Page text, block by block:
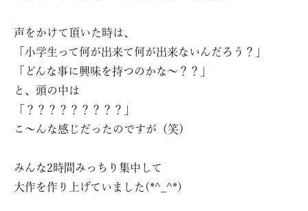
声をかけて頂いた時は、
「小学生って何が出来て何が出来ないんだろう？」
「どんな事に興味を持つのかな〜？？」
と、頭の中は
「？？？？？？？？？」
こ〜んな感じだったのですが（笑）
みんな2時間みっちり集中して
大作を作り上げていました(*^_^*)